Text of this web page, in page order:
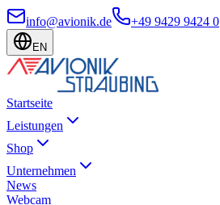
info@avionik.de +49 9429 9424 0
EN
Startseite
Leistungen
Shop
Unternehmen
News
Webcam